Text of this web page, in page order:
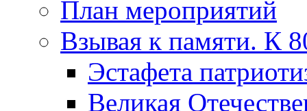
План мероприятий
Взывая к памяти. К
Эcтафета
Великая